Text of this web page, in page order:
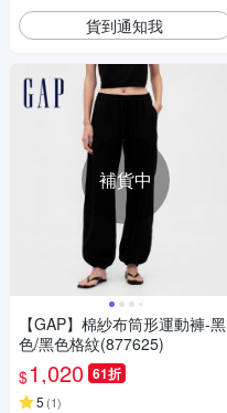
貨到通知我
補貨中
【GAP】棉紗布筒形運動褲-黑
色/黑色格紋(877625)
$1,020 61折
5 (1)